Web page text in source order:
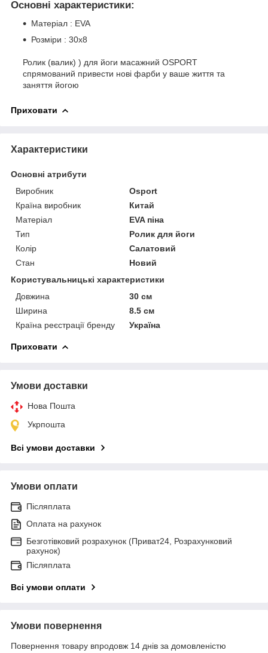
Основні характеристики:
Матеріал : EVA
Розміри : 30х8
Ролик (валик) ) для йоги масажний OSPORT
спрямований привести нові фарби у ваше життя та
заняття йогою
Приховати
Характеристики
Основні атрибути
Виробник
Osport
Країна виробник
Китай
Матеріал
EVA піна
Тип
Ролик для йоги
Колір
Салатовий
Стан
Новий
Користувальницькі характеристики
Довжина
30 см
Ширина
8.5 см
Країна реєстрації бренду
Україна
Приховати
Умови доставки
Нова Пошта
Укрпошта
Всі умови доставки
Умови оплати
Післяплата
Оплата на рахунок
Безготівковий розрахунок (Приват24, Розрахунковий
рахунок)
Післяплата
Всі умови оплати
Умови повернення
Повернення товару впродовж 14 днів за домовленістю